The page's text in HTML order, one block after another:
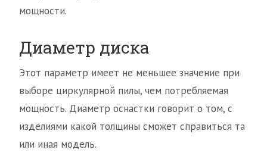
мощности.
Диаметр диска
Этот параметр имеет не меньшее значение при
выборе циркулярной пилы, чем потребляемая
мощность. Диаметр оснастки говорит о том, с
изделиями какой толщины сможет справиться та
или иная модель.